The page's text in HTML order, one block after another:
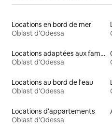
Locations en bord de mer
Oblast d'Odessa
Locations adaptées aux familles
Oblast d'Odessa
Locations au bord de l'eau
Oblast d'Odessa
Locations d'appartements
Oblast d'Odessa